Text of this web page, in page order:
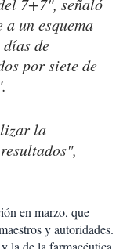
7+7", señaló
un esquema
de
por siete de
la
en marzo, que
y autoridades.